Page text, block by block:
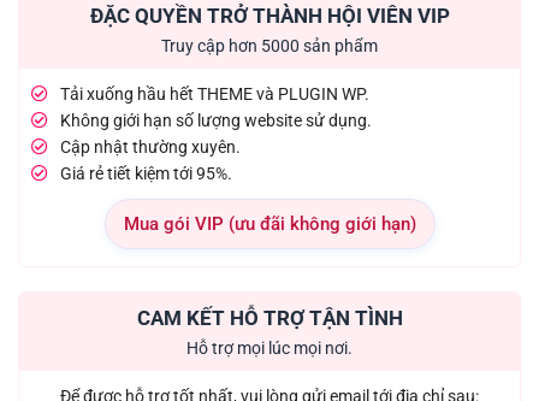
ĐẶC QUYỀN TRỞ THÀNH HỘI VIÊN VIP
Truy cập hơn 5000 sản phẩm
Tải xuống hầu hết THEME và PLUGIN WP.
Không giới hạn số lượng website sử dụng.
Cập nhật thường xuyên.
Giá rẻ tiết kiệm tới 95%.
Mua gói VIP (ưu đãi không giới hạn)
CAM KẾT HỖ TRỢ TẬN TÌNH
Hỗ trợ mọi lúc mọi nơi.
Để được hỗ trợ tốt nhất, vui lòng gửi email tới địa chỉ sau: